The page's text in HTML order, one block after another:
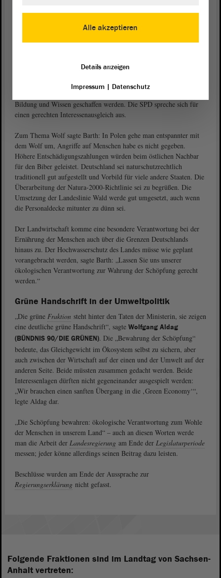
„Eine lebenswerte Welt zu bewahren, heißt für uns, eine Umwelt zu
erhalten, die eine hohe Lebensqualität biete“, so Hendrik Lange.
Schöpfung zu bewahren. Schöpfung sei aber auch die kulturelle
Vielfalt der Menschen, so
Jürgen Barth (SPD)
Bildung und Wissen geschaffen werden. Die SPD spreche sich für
einen gerechten Interessenausgleich aus.
Zum Thema Wolf sagte Barth: In Polen gehe man entspannter mit
dem Wolf um, Angriffe auf Menschen habe es nicht gegeben.
Höhere Entschädigungszahlungen würden beim östlichen Nachbar
für den Biber geleistet. Deutschland sei naturschutzrechtlich
traditionell gut aufgestellt und Vorbild für viele andere Staaten. Die
Überarbeitung der Natura-2000-Richtlinie sei zu begrüßen. Die
Umsetzung der Landeslinie Wald werde gut umgesetzt, auch wenn
die Personaldecke mitunter zu dünn sei.
Der Landwirtschaft komme eine besondere Verantwortung bei der
Ernährung der Menschen auch über die Grenzen Deutschlands
hinaus zu. Der Hochwasserschutz des Landes müsse wie geplant
vorangebracht werden, sagte Barth: „Lassen Sie uns unserer
ökologischen Verantwortung zur Wahrung der Schöpfung gerecht
werden.“
Grüne Handschrift in der Umweltpolitik
„Die grüne Fraktion steht hinter den Taten der Ministerin, sie zeigen
eine deutliche grüne Handschrift“, sagte Wolfgang Aldag
(BÜNDNIS 90/DIE GRÜNEN). Die „Bewahrung der Schöpfung“
bedeute, das Gleichgewicht im Ökosystem selbst zu sichern, aber
auch zwischen der Wirtschaft auf der einen und der Umwelt auf der
anderen Seite. Beide müssten zusammen gedacht werden. Beide
Interessenlagen dürften nicht gegeneinander ausgespielt werden:
„Wir brauchen einen sanften Übergang in die ‚Green Economy‘“,
legte Aldag dar.
„Die Schöpfung bewahren: ökologische Verantwortung zum Wohle
der Menschen in unserem Land“ – auch an diesen Worten werde
man die Arbeit der Landesregierung am Ende der Legislaturperiode
messen; jeder könne allerdings seinen Beitrag dazu leisten.
Beschlüsse wurden am Ende der Aussprache zur
Regierungserklärung nicht gefasst.
Folgende Fraktionen sind im Landtag von Sachsen-
Anhalt vertreten:
Alle akzeptieren
Details anzeigen
Impressum| Datenschutz